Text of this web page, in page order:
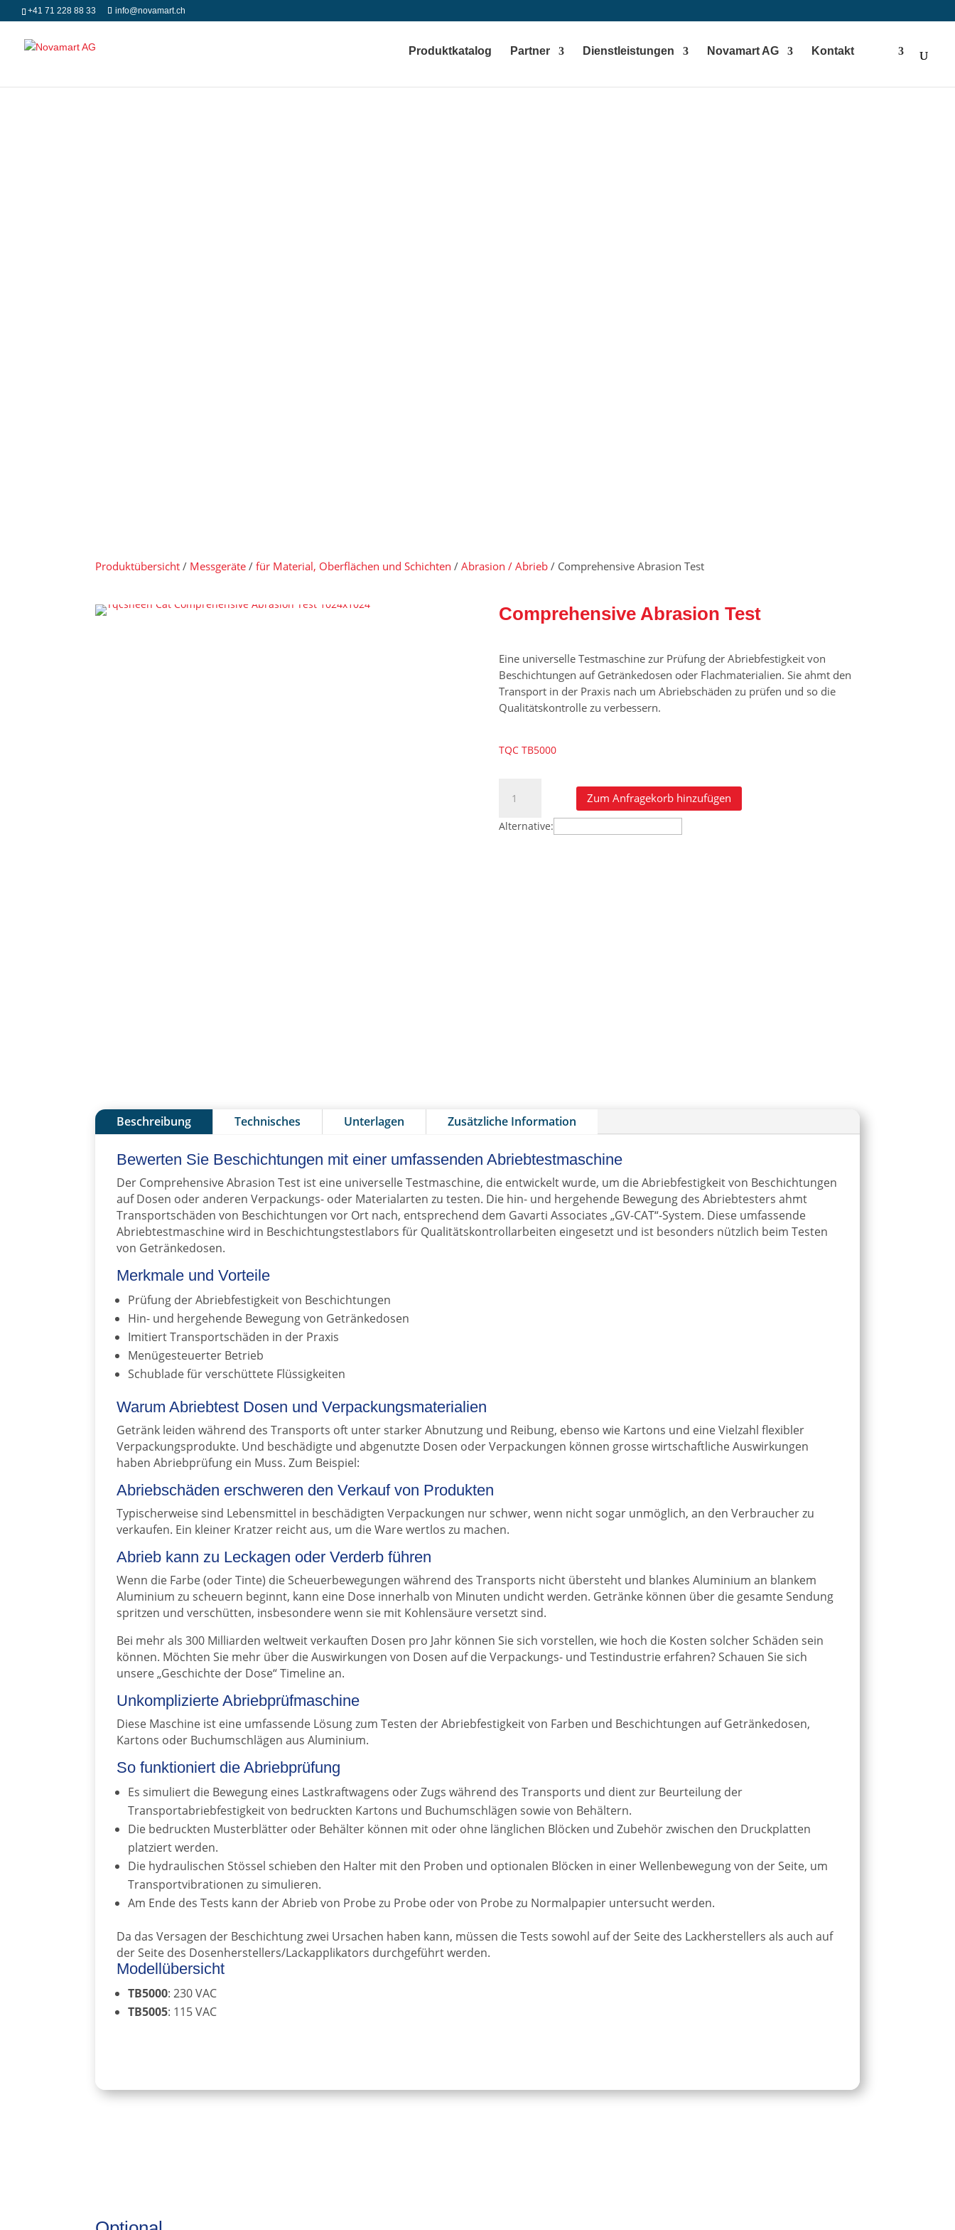
+41 71 228 88 33 info@novamart.ch
Produktkatalog Partner Dienstleistungen Novamart AG Kontakt
Produktübersicht / Messgeräte /für Material, Oberflächen und Schichten /Abrasion / Abrieb / Comprehensive Abrasion Test
Comprehensive Abrasion Test
Eine universelle Testmaschine zur Prüfung der Abriebfestigkeit von
Beschichtungen auf Getränkedosen oder Flachmaterialien. Sie ahmt den
Transport in der Praxis nach um Abriebschäden zu prüfen und so die
Qualitätskontrolle zu verbessern.
TQC TB5000
Abrasion
Test
Zum Anfragekorb hinzufügen
Alternative:
Beschreibung Technisches Unterlagen Zusätzliche Information
Bewerten Sie Beschichtungen mit einer umfassenden Abriebtestmaschine
Der Comprehensive Abrasion Test ist eine universelle Testmaschine, die entwickelt wurde, um die Abriebfestigkeit von Beschichtungen
auf Dosen oder anderen Verpackungs- oder Materialarten zu testen. Die hin- und hergehende Bewegung des Abriebtesters ahmt
Transportschäden von Beschichtungen vor Ort nach, entsprechend dem Gavarti Associates „GV-CAT“-System. Diese umfassende
Abriebtestmaschine wird in Beschichtungstestlabors für Qualitätskontrollarbeiten eingesetzt und ist besonders nützlich beim Testen
von Getränkedosen.
Merkmale und Vorteile
Prüfung der Abriebfestigkeit von Beschichtungen
Hin- und hergehende Bewegung von Getränkedosen
Imitiert Transportschäden in der Praxis
Menügesteuerter Betrieb
Schublade für verschüttete Flüssigkeiten
Warum Abriebtest Dosen und Verpackungsmaterialien
Getränk leiden während des Transports oft unter starker Abnutzung und Reibung, ebenso wie Kartons und eine Vielzahl flexibler
Verpackungsprodukte. Und beschädigte und abgenutzte Dosen oder Verpackungen können grosse wirtschaftliche Auswirkungen
haben Abriebprüfung ein Muss. Zum Beispiel:
Abriebschäden erschweren den Verkauf von Produkten
Typischerweise sind Lebensmittel in beschädigten Verpackungen nur schwer, wenn nicht sogar unmöglich, an den Verbraucher zu
verkaufen. Ein kleiner Kratzer reicht aus, um die Ware wertlos zu machen.
Abrieb kann zu Leckagen oder Verderb führen
Wenn die Farbe (oder Tinte) die Scheuerbewegungen während des Transports nicht übersteht und blankes Aluminium an blankem
Aluminium zu scheuern beginnt, kann eine Dose innerhalb von Minuten undicht werden. Getränke können über die gesamte Sendung
spritzen und verschütten, insbesondere wenn sie mit Kohlensäure versetzt sind.
Bei mehr als 300 Milliarden weltweit verkauften Dosen pro Jahr können Sie sich vorstellen, wie hoch die Kosten solcher Schäden sein
können. Möchten Sie mehr über die Auswirkungen von Dosen auf die Verpackungs- und Testindustrie erfahren? Schauen Sie sich
unsere „Geschichte der Dose“ Timeline an.
Unkomplizierte Abriebprüfmaschine
Diese Maschine ist eine umfassende Lösung zum Testen der Abriebfestigkeit von Farben und Beschichtungen auf Getränkedosen,
Kartons oder Buchumschlägen aus Aluminium.
So funktioniert die Abriebprüfung
Es simuliert die Bewegung eines Lastkraftwagens oder Zugs während des Transports und dient zur Beurteilung der
Transportabriebfestigkeit von bedruckten Kartons und Buchumschlägen sowie von Behältern.
Die bedruckten Musterblätter oder Behälter können mit oder ohne länglichen Blöcken und Zubehör zwischen den Druckplatten
platziert werden.
Die hydraulischen Stössel schieben den Halter mit den Proben und optionalen Blöcken in einer Wellenbewegung von der Seite, um
Transportvibrationen zu simulieren.
Am Ende des Tests kann der Abrieb von Probe zu Probe oder von Probe zu Normalpapier untersucht werden.
Da das Versagen der Beschichtung zwei Ursachen haben kann, müssen die Tests sowohl auf der Seite des Lackherstellers als auch auf
der Seite des Dosenherstellers/Lackapplikators durchgeführt werden.
Modellübersicht
TB5000: 230 VAC
TB5005: 115 VAC